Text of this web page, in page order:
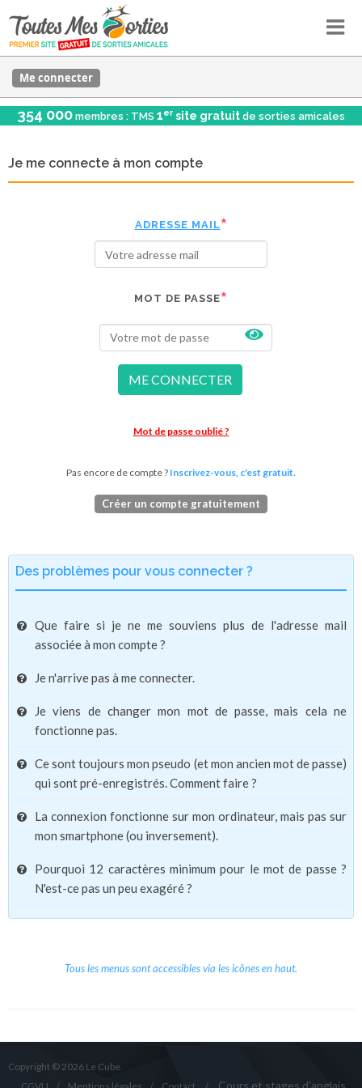
Me connecter
354 000 membres : TMS 1er site gratuit de sorties amicales
Je me connecte à mon compte
ADRESSE MAIL
MOT DE PASSE
ME CONNECTER
Mot de passe oublié ?
Pas encore de compte ? Inscrivez-vous, c'est gratuit.
Créer un compte gratuitement
Des problèmes pour vous connecter ?
Que faire si je ne me souviens plus de l'adresse mail
associée à mon compte ?
Je n'arrive pas à me connecter.
Je viens de changer mon mot de passe, mais cela ne
fonctionne pas.
Ce sont toujours mon pseudo (et mon ancien mot de passe)
qui sont pré-enregistrés. Comment faire ?
La connexion fonctionne sur mon ordinateur, mais pas sur
mon smartphone (ou inversement).
Pourquoi 12 caractères minimum pour le mot de passe ?
N'est-ce pas un peu exagéré ?
Tous les menus sont accessibles via les icônes en haut.
Copyright © 2026 Le Cube.
Cours et stages d'anglais